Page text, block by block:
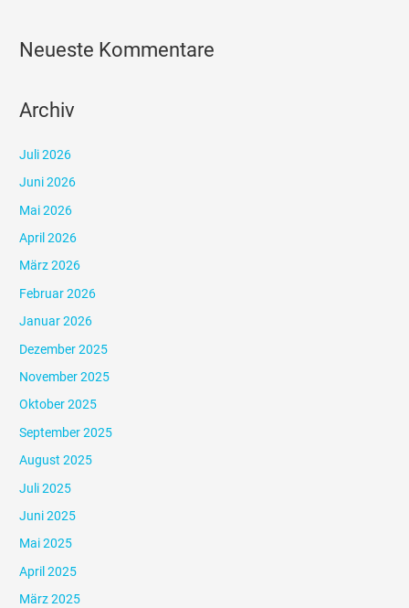
Neueste Kommentare
Archiv
Juli 2026
Juni 2026
Mai 2026
April 2026
März 2026
Februar 2026
Januar 2026
Dezember 2025
November 2025
Oktober 2025
September 2025
August 2025
Juli 2025
Juni 2025
Mai 2025
April 2025
März 2025